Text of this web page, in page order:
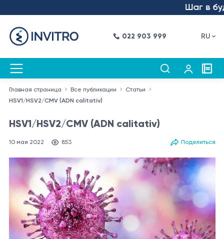
Шаг в
022 903 999 RU
Главная страница Все публикации
Статьи
HSV1/HSV2/CMV (ADN calitativ)
HSV1/HSV2/CMV (ADN calitativ)
10 мая 2022 853 Поделиться